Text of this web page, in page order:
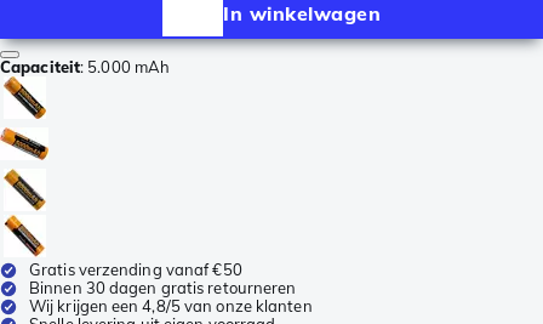
In winkelwagen
Capaciteit: 5.000 mAh
Gratis verzending vanaf €50
Binnen 30 dagen gratis retourneren
Wij krijgen een 4,8/5 van onze klanten